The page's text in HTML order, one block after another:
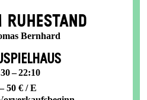
RUHESTAND
Bernhard
– 22:10
50 € / E